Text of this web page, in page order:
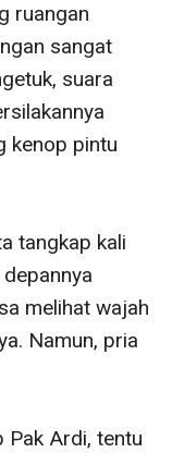
ruangan
sangat
suara
kenop pintu
tangkap kali
melihat wajah
Namun, pria
Pak Ardi, tentu